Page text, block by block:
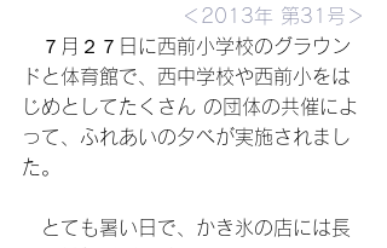
＜2013年 第31号＞
７月２７日に西前小学校のグラウン
ドと体育館で、西中学校や西前小をは
じめとしてたくさん の団体の共催によ
って、ふれあいの夕べが実施されまし
た。
とても暑い日で、かき氷の店には長